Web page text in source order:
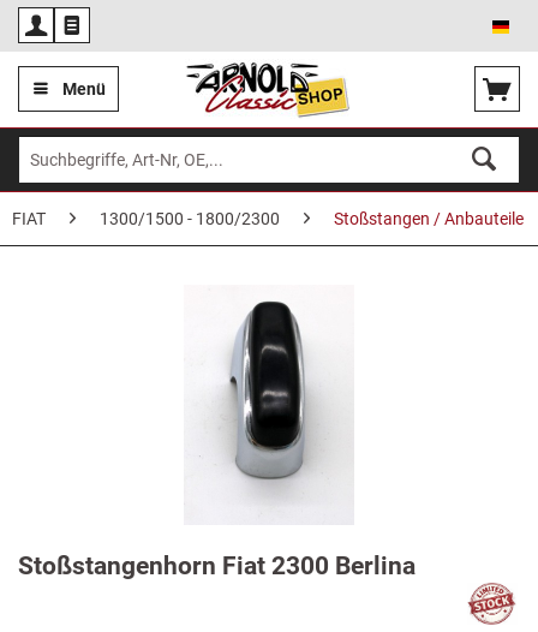
Menü
FIAT 1300/1500 - 1800/2300 Stoßstangen / Anbauteile
Stoßstangenhorn Fiat 2300 Berlina